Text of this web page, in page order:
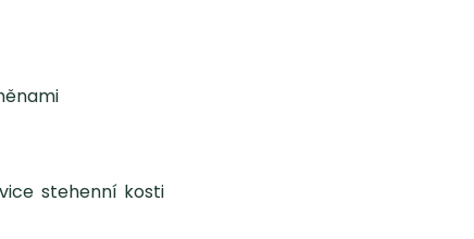
stehenní kosti